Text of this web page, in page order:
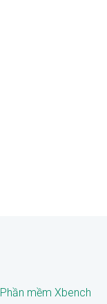
Phần mềm Xbench